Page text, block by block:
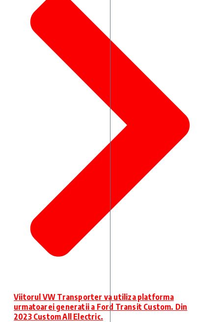
Viitorul VW Transporter va utiliza platforma
urmatoarei generatii a Ford Transit Custom. Din
2023 Custom All Electric.